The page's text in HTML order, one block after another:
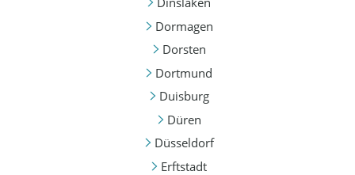
Dormagen
Dorsten
Dortmund
Duisburg
Düren
Düsseldorf
Erftstadt